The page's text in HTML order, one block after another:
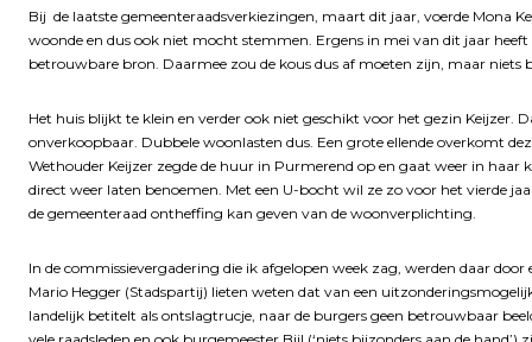
Bij de laatste gemeenteraadsverkiezingen, maart dit jaar, voerde Mona
woonde en dus ook niet mocht stemmen. Ergens in mei van dit jaar
betrouwbare bron. Daarmee zou de kous dus af moeten zijn, maar niets
Het huis blijkt te klein en verder ook niet geschikt voor het gezin
onverkoopbaar. Dubbele woonlasten dus. Een grote ellende overkomt
Wethouder Keijzer zegde de huur in Purmerend op en gaat weer in
direct weer laten benoemen. Met een U-bocht wil ze zo voor het vierde
de gemeenteraad ontheffing kan geven van de woonverplichting.
In de commissievergadering die ik afgelopen week zag, werden daar
Mario Hegger (Stadspartij) lieten weten dat van een
landelijk betitelt als ontslagtrucje, naar de burgers geen betrouwbaar